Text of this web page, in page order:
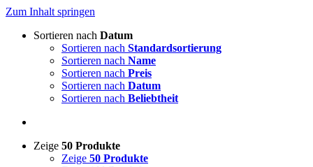
Zum Inhalt springen
Sortieren nach Datum
Sortieren nach Standardsortierung
Sortieren nach Name
Sortieren nach Preis
Sortieren nach Datum
Sortieren nach Beliebtheit
Zeige 50 Produkte
Zeige 50 Produkte